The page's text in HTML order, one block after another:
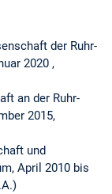
der Ruhr-
2020 ,
an der Ruhr-
2015,
und
April 2010 bis